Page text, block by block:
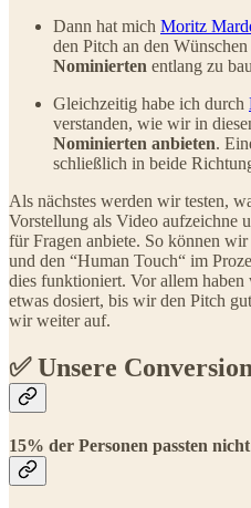
Dann hat mich Moritz
den Pitch an den Wünschen
Nominierten entlang zu
Gleichzeitig habe ich durch
verstanden, wie wir in
Nominierten anbieten.
schließlich in beide
Als nächstes werden wir testen,
Vorstellung als Video aufzeichne
für Fragen anbiete. So können
und den “Human Touch“ im
dies funktioniert. Vor allem
etwas dosiert, bis wir den Pitch
wir weiter auf.
✅ Unsere
15% der Personen passten nicht